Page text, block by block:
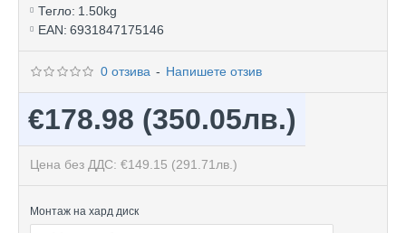
Тегло: 1.50kg
EAN: 6931847175146
0 отзива - Напишете отзив
€178.98 (350.05лв.)
Цена без ДДС: €149.15 (291.71лв.)
Монтаж на хард диск